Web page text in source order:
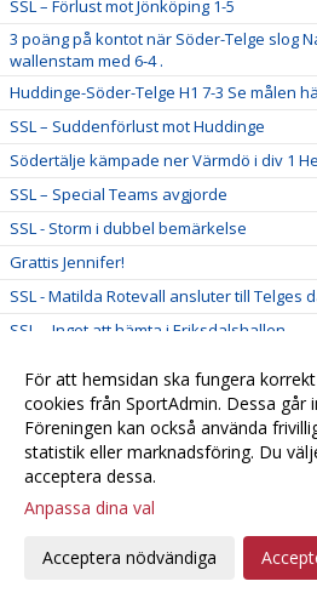
SSL – Förlust mot Jönköping 1-5
3 poäng på kontot när Söder-Telge slog
wallenstam med 6-4 .
Huddinge-Söder-Telge H1 7-3 Se målen
SSL – Suddenförlust mot Huddinge
Södertälje kämpade ner Värmdö i div 1
SSL – Special Teams avgjorde
SSL - Storm i dubbel bemärkelse
Grattis Jennifer!
SSL - Matilda Rotevall ansluter till Telges
SSL – Inget att hämta i Eriksdalshallen
Vi söker volontärer!
H1 får med sig Två poäng från Ingarö
SSL - Riktigt surt i Falun
Julklappstips!
Söder-Telge H1 -Tumba Torsk i sd 8-9
kontot
SSL - Svängig match men tre poäng till
För att hemsidan ska fungera
cookies från SportAdmin. Dessa går
Föreningen kan också använda
statistik eller marknadsföring. Du
acceptera dessa.
Anpassa dina val
Acceptera nödvändiga